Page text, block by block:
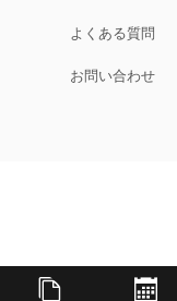
よくある質問
お問い合わせ